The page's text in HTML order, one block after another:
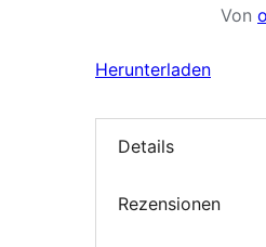
Von
Herunterladen
Details
Rezensionen